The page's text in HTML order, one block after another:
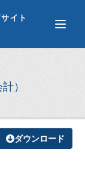
イト
）
ダウンロード